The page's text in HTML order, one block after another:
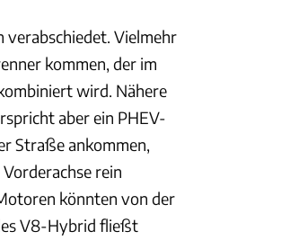
verabschiedet. Vielmehr
kommen, der im
wird. Nähere
aber ein PHEV-
Straße ankommen,
rein
könnten von der
V8-Hybrid fließt